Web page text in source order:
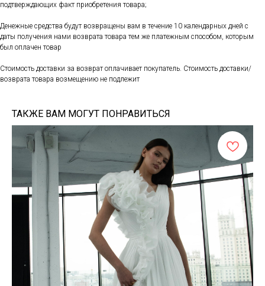
подтверждающих факт приобретения товара;
Денежные средства будут возвращены вам в течение 10 календарных дней с
даты получения нами возврата товара тем же платежным способом, которым
был оплачен товар
Стоимость доставки за возврат оплачивает покупатель. Стоимость доставки/
возврата товара возмещению не подлежит
ТАКЖЕ ВАМ МОГУТ ПОНРАВИТЬСЯ